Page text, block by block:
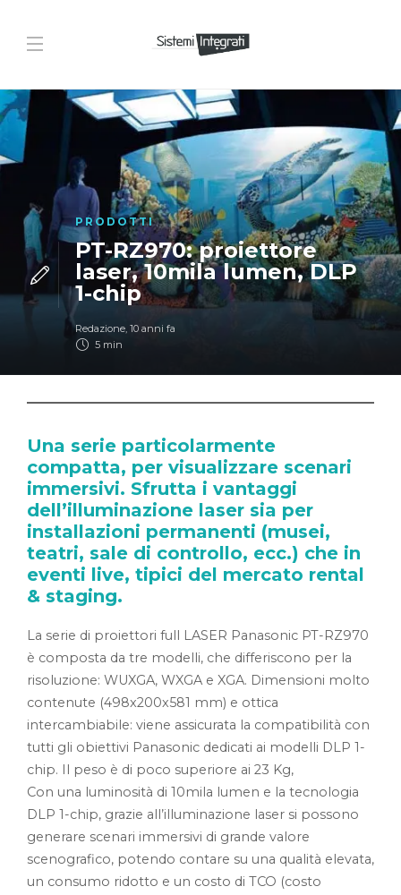
PRODOTTI
PT-RZ970: proiettore
laser, 10mila lumen, DLP
1-chip
Redazione, 10 anni fa
5 min
Una serie particolarmente
compatta, per visualizzare scenari
immersivi. Sfrutta i vantaggi
dell’illuminazione laser sia per
installazioni permanenti (musei,
teatri, sale di controllo, ecc.) che in
eventi live, tipici del mercato rental
& staging.
La serie di proiettori full LASER Panasonic PT-RZ970
è composta da tre modelli, che differiscono per la
risoluzione: WUXGA, WXGA e XGA. Dimensioni molto
contenute (498x200x581 mm) e ottica
intercambiabile: viene assicurata la compatibilità con
tutti gli obiettivi Panasonic dedicati ai modelli DLP 1-
chip. Il peso è di poco superiore ai 23 Kg,
Con una luminosità di 10mila lumen e la tecnologia
DLP 1-chip, grazie all’illuminazione laser si possono
generare scenari immersivi di grande valore
scenografico, potendo contare su una qualità elevata,
un consumo ridotto e un costo di TCO (costo